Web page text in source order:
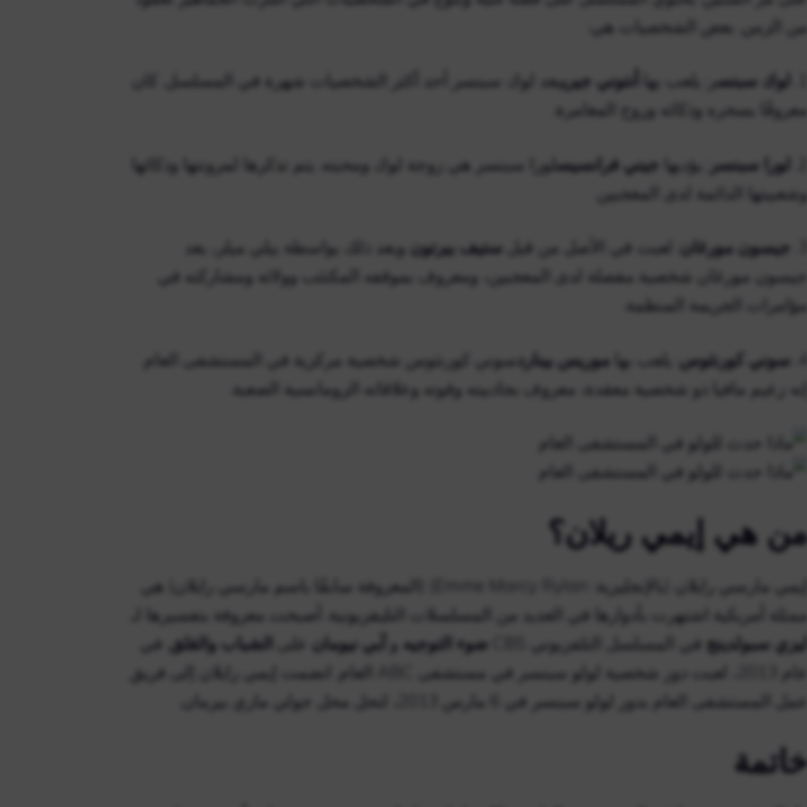
من الزمن. بعض الشخصيات هي:
لوك سبنسر: يلعب بها أنتوني جيرييعد لوك سبنسر أحد أكثر الشخصيات شهرة في المسلسل. كان
معروفًا بسحره وذكائه وروح المغامرة.
لورا سبنسر : يؤديها جيني فرانسيسلورا سبنسر هي زوجة لوك ومحبته. يتم تذكرها لمرونتها وذكائها
وشعبيتها الدائمة لدى المعجبين.
جيسون مورغان : لعبت في الأصل من قبل ستيف بيرتون وبعد ذلك بواسطة بيلي ميلر، يعد
جيسون مورغان شخصية مفضلة لدى المعجبين، ومعروف بموقفه المكتئب وولائه ومشاركته في
مؤامرات الجريمة المنظمة.
سوني كورنثوس : يلعب بها موريس بينارد سوني كورنثوس شخصية مركزية في المستشفى العام.
إنه زعيم مافيا ذو شخصية معقدة، معروف بجاذبيته وقوته وعلاقاته الرومانسية الصعبة.
من هي إيمي ريلان؟
إيمي مارسي رايلان (بالإنجليزية: Emme Marcy Rylan)‏ (المعروفة سابقًا باسم مارسي رايلان) هي
ممثلة أمريكية اشتهرت بأدوارها في العديد من المسلسلات التليفزيونية. أصبحت معروفة بتفسيرها لـ
ليزي سبولدينج في المسلسل التلفزيوني CBS ضوء التوجيه و آبي نيومان على الشباب والقلق
. في
عام 2013، لعبت دور شخصية لولو سبنسر في مستشفى ABC العام. انضمت إيمي رايلان إلى فريق
عمل المستشفى العام بدور لولو سبنسر في 6 مارس 2013، لتحل محل جولي ماري بيرمان.
خاتمة